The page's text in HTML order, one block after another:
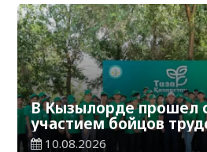
В Кызылорде прошел
участием бойцов
«Жасыл ел»
10.08.2026